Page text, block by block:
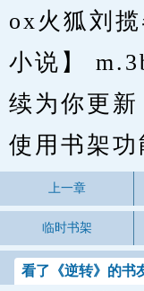
ox火狐刘
小说】
续为你更
使用书架功
上一章
临时书架
看了《逆转》的书